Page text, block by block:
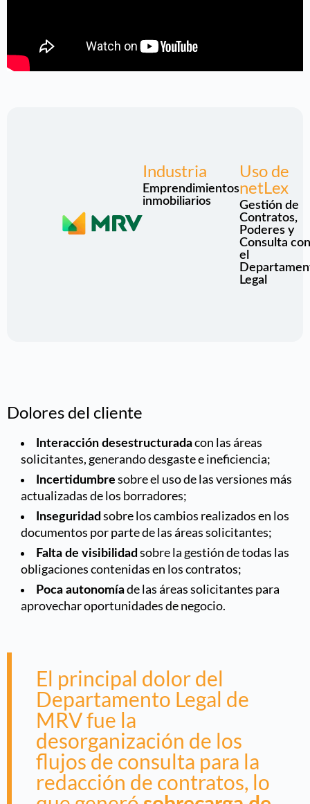
Industria
Emprendimientos
inmobiliarios
Uso de
netLex
Gestión de
Contratos,
Poderes y
Consulta con
el
Legal
Dolores del cliente
Interacción desestructuradacon las áreas
solicitantes, generando desgaste e ineficiencia;
Incertidumbre sobre el uso de las versiones más
actualizadas de los borradores;
Inseguridad sobre los cambios realizados en los
documentos por parte de las áreas solicitantes;
Falta de visibilidad sobre la gestión de todas las
obligaciones contenidas en los contratos;
Poca autonomíade las áreas solicitantes para
aprovechar oportunidades de negocio.
El principal dolor del
Departamento Legal de
MRV fue la
desorganización de los
flujos de consulta para la
redacción de contratos, lo